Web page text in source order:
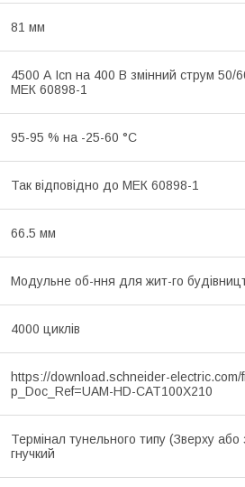
81 мм
4500 А Icn на 400 В змінний струм 50/
МЕК 60898-1
95-95 % на -25-60 °C
Так відповідно до МЕК 60898-1
66.5 мм
Модульне об-ння для жит-го
4000 циклів
https://download.schneider-electric.com/
p_Doc_Ref=UAM-HD-CAT100X210
Термінал тунельного типу (Зверху
гнучкий